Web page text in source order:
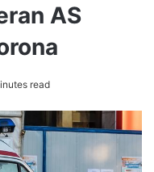
AS
read